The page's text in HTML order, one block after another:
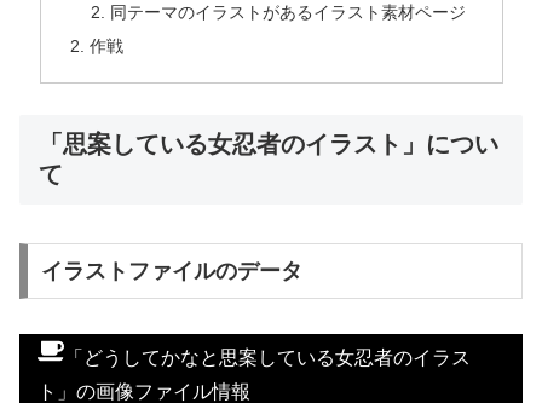
同テーマのイラストがあるイラスト素材ページ
作戦
「思案している女忍者のイラスト」につい
て
イラストファイルのデータ
「どうしてかなと思案している女忍者のイラス
ト」の画像ファイル情報